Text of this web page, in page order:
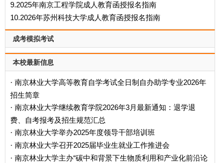
9.2025年南京工程学院成人教育函授报名指南
10.2026年苏州科技大学成人教育函授报名指南
成考模拟考试
本校最新信息
· 南京林业大学高等教育自学考试全日制自办助学专业2026年
招生简章
· 南京林业大学继续教育学院2026年3月最新通知：退学退
费、自考报考及招生规范汇总
· 南京林业大学举办2025年度领导干部培训班
· 南京林业大学召开2025届毕业生就业工作推进会
· 南京林业大学主办“碳中和背景下生物质利用和产业化前沿论